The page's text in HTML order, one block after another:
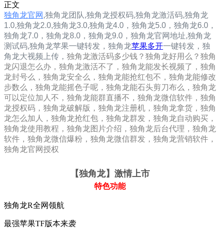
正文
独角龙官网 ,独角龙团队,独角龙授权码,独角龙激活码,独角龙
1.0,独角龙2.0,独角龙3.0,独角龙4.0， 独角龙5.0， 独角龙6.0，
独角龙7.0， 独角龙8.0， 独角龙9.0， 独角龙官网地址,独角龙
测试码,独角龙苹果一键转发， 独角龙苹果多开一键转发，独
角龙大视频上传， 独角龙激活码多少钱？独角龙好用么？独角
龙闪退怎么办，独角龙激活不了，独角龙能发长视频了，独角
龙封号么，独角龙安全么，独角龙能抢红包不，独角龙能修改
步数么，独角龙能摇色子呢，独角龙能石头剪刀布么，独角龙
可以定位加人不，独角龙能群直播不，独角龙微信软件，独角
龙授权码，独角龙破解版，独角龙注册机，独角龙拿货，独角
龙怎么加人，独角龙抢红包，独角龙群发，独角龙自动购买，
独角龙使用教程，独角龙图片介绍，独角龙后台代理，独角龙
软件，独角龙微信爆粉，独角龙微信群发，独角龙营销软件，
独角龙官网授权
【独角龙】激情上市
特色功能
独角龙R全网领航
最强苹果TF版本来袭